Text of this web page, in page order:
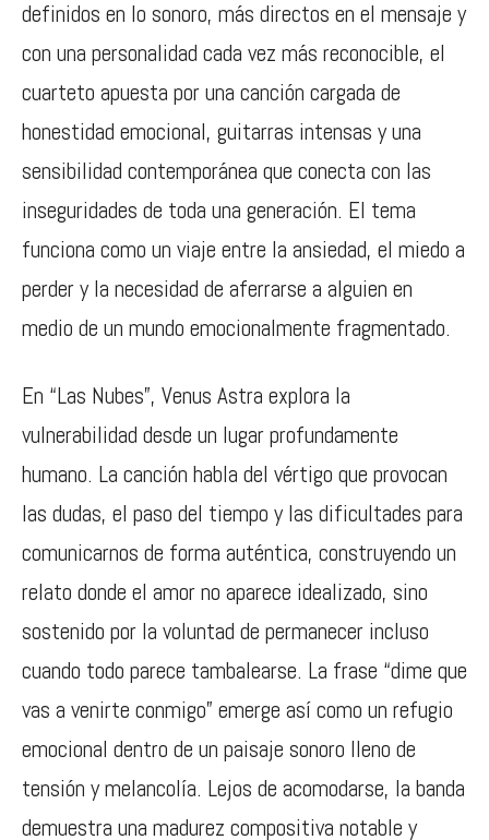
definidos en lo sonoro, más directos en el mensaje y
con una personalidad cada vez más reconocible, el
cuarteto apuesta por una canción cargada de
honestidad emocional, guitarras intensas y una
sensibilidad contemporánea que conecta con las
inseguridades de toda una generación. El tema
funciona como un viaje entre la ansiedad, el miedo a
perder y la necesidad de aferrarse a alguien en
medio de un mundo emocionalmente fragmentado.
En “Las Nubes”, Venus Astra explora la
vulnerabilidad desde un lugar profundamente
humano. La canción habla del vértigo que provocan
las dudas, el paso del tiempo y las dificultades para
comunicarnos de forma auténtica, construyendo un
relato donde el amor no aparece idealizado, sino
sostenido por la voluntad de permanecer incluso
cuando todo parece tambalearse. La frase “dime que
vas a venirte conmigo” emerge así como un refugio
emocional dentro de un paisaje sonoro lleno de
tensión y melancolía. Lejos de acomodarse, la banda
demuestra una madurez compositiva notable y